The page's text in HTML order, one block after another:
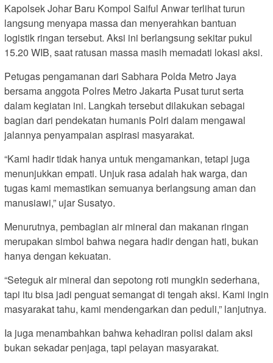
Kapolsek Johar Baru Kompol Saiful Anwar terlihat turun
langsung menyapa massa dan menyerahkan bantuan
logistik ringan tersebut. Aksi ini berlangsung sekitar pukul
15.20 WIB, saat ratusan massa masih memadati lokasi aksi.
Petugas pengamanan dari Sabhara Polda Metro Jaya
bersama anggota Polres Metro Jakarta Pusat turut serta
dalam kegiatan ini. Langkah tersebut dilakukan sebagai
bagian dari pendekatan humanis Polri dalam mengawal
jalannya penyampaian aspirasi masyarakat.
“Kami hadir tidak hanya untuk mengamankan, tetapi juga
menunjukkan empati. Unjuk rasa adalah hak warga, dan
tugas kami memastikan semuanya berlangsung aman dan
manusiawi,” ujar Susatyo.
Menurutnya, pembagian air mineral dan makanan ringan
merupakan simbol bahwa negara hadir dengan hati, bukan
hanya dengan kekuatan.
“Seteguk air mineral dan sepotong roti mungkin sederhana,
tapi itu bisa jadi penguat semangat di tengah aksi. Kami ingin
masyarakat tahu, kami mendengarkan dan peduli,” lanjutnya.
Ia juga menambahkan bahwa kehadiran polisi dalam aksi
bukan sekadar penjaga, tapi pelayan masyarakat.